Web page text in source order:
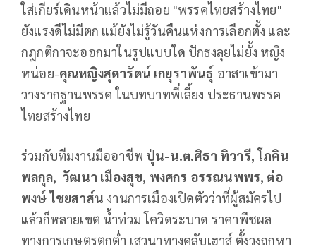
ใส่เกียร์เดินหน้าแล้วไม่มีถอย "พรรคไทยสร้างไทย"
ยังแรงดีไม่มีตก แม้ยังไม่รู้วันคืนแห่งการเลือกตั้ง และ
กฎกติกาจะออกมาในรูปแบบใด ปักธงลุยไม่ยั้ง หญิง
หน่อย-คุณหญิงสุดารัตน์ เกยุราพันธุ์ อาสาเข้ามา
วางรากฐานพรรค ในบทบาทพี่เลี้ยง ประธานพรรค
ไทยสร้างไทย
ร่วมกับทีมงานมืออาชีพ ปุ่น-น.ต.ศิธา ทิวารี, โภคิน
พลกุล, วัฒนา เมืองสุข, พงศกร อรรณนพพร, ต่อ
พงษ์ ไชยสาส์น งานการเมืองเปิดตัวว่าที่ผู้สมัครไป
แล้วก็หลายเขต น้ำท่วม โควิดระบาด ราคาพืชผล
ทางการเกษตรตกต่ำ เสวนาทางคลับเฮาส์ ตั้งวงถกหา